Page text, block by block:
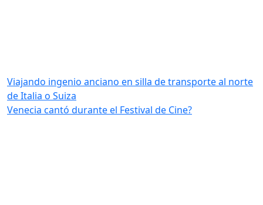
Viajando ingenio anciano en silla de transporte al norte
de Italia o Suiza
Venecia cantó durante el Festival de Cine?